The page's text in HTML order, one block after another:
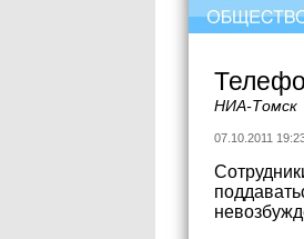
НИА-Томск
07.10.2011